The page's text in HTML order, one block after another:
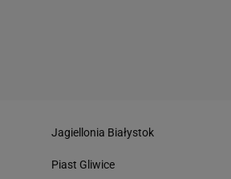
Jagiellonia Białystok
Piast Gliwice